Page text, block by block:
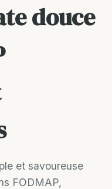
douce
et savoureuse
FODMAP,